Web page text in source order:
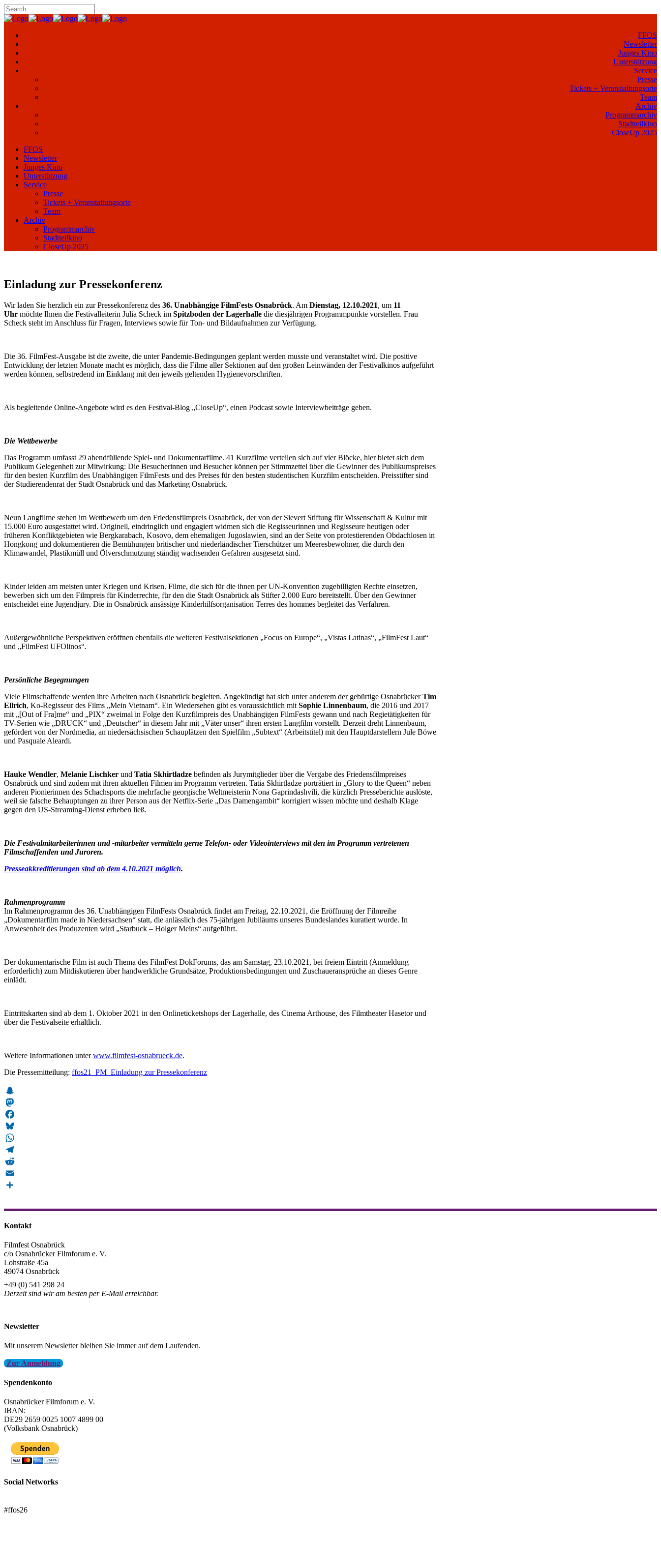
FFOS
Newsletter
Junges Kino
Unterstützung
Service
Presse
Tickets + Veranstaltungsorte
Team
Archiv
Programmarchiv
Stadtteilkino
CloseUp 2025
FFOS
Newsletter
Junges Kino
Unterstützung
Service
Presse
Tickets + Veranstaltungsorte
Team
Archiv
Programmarchiv
Stadtteilkino
CloseUp 2025
Einladung zur Pressekonferenz
Wir laden Sie herzlich ein zur Pressekonferenz des 36. Unabhängige FilmFests Osnabrück. Am Dienstag, 12.10.2021, um 11
Uhr möchte Ihnen die Festivalleiterin Julia Scheck im Spitzboden der Lagerhalle die diesjährigen Programmpunkte vorstellen. Frau
Scheck steht im Anschluss für Fragen, Interviews sowie für Ton- und Bildaufnahmen zur Verfügung.
Die 36. FilmFest-Ausgabe ist die zweite, die unter Pandemie-Bedingungen geplant werden musste und veranstaltet wird. Die positive
Entwicklung der letzten Monate macht es möglich, dass die Filme aller Sektionen auf den großen Leinwänden der Festivalkinos aufgeführt
werden können, selbstredend im Einklang mit den jeweils geltenden Hygienevorschriften.
Als begleitende Online-Angebote wird es den Festival-Blog „CloseUp“, einen Podcast sowie Interviewbeiträge geben.
Die Wettbewerbe
Das Programm umfasst 29 abendfüllende Spiel- und Dokumentarfilme. 41 Kurzfilme verteilen sich auf vier Blöcke, hier bietet sich dem
Publikum Gelegenheit zur Mitwirkung: Die Besucherinnen und Besucher können per Stimmzettel über die Gewinner des Publikumspreises
für den besten Kurzfilm des Unabhängigen FilmFests und des Preises für den besten studentischen Kurzfilm entscheiden. Preisstifter sind
der Studierendenrat der Stadt Osnabrück und das Marketing Osnabrück.
Neun Langfilme stehen im Wettbewerb um den Friedensfilmpreis Osnabrück, der von der Sievert Stiftung für Wissenschaft & Kultur mit
15.000 Euro ausgestattet wird. Originell, eindringlich und engagiert widmen sich die Regisseurinnen und Regisseure heutigen oder
früheren Konfliktgebieten wie Bergkarabach, Kosovo, dem ehemaligen Jugoslawien, sind an der Seite von protestierenden Obdachlosen in
Hongkong und dokumentieren die Bemühungen britischer und niederländischer Tierschützer um Meeresbewohner, die durch den
Klimawandel, Plastikmüll und Ölverschmutzung ständig wachsenden Gefahren ausgesetzt sind.
Kinder leiden am meisten unter Kriegen und Krisen. Filme, die sich für die ihnen per UN-Konvention zugebilligten Rechte einsetzen,
bewerben sich um den Filmpreis für Kinderrechte, für den die Stadt Osnabrück als Stifter 2.000 Euro bereitstellt. Über den Gewinner
entscheidet eine Jugendjury. Die in Osnabrück ansässige Kinderhilfsorganisation Terres des hommes begleitet das Verfahren.
Außergewöhnliche Perspektiven eröffnen ebenfalls die weiteren Festivalsektionen „Focus on Europe“, „Vistas Latinas“, „FilmFest Laut“
und „FilmFest UFOlinos“.
Persönliche Begegnungen
Viele Filmschaffende werden ihre Arbeiten nach Osnabrück begleiten. Angekündigt hat sich unter anderem der gebürtige OsnabrückerTim
Ellrich, Ko-Regisseur des Films „Mein Vietnam“. Ein Wiedersehen gibt es voraussichtlich mit Sophie Linnenbaum, die 2016 und 2017
mit „[Out of Fra]me“ und „PIX“ zweimal in Folge den Kurzfilmpreis des Unabhängigen FilmFests gewann und nach Regietätigkeiten für
TV-Serien wie „DRUCK“ und „Deutscher“ in diesem Jahr mit „Väter unser“ ihren ersten Langfilm vorstellt. Derzeit dreht Linnenbaum,
gefördert von der Nordmedia, an niedersächsischen Schauplätzen den Spielfilm „Subtext“ (Arbeitstitel) mit den Hauptdarstellern Jule Böwe
und Pasquale Aleardi.
Hauke Wendler, Melanie Lischker und Tatia Skhirtladze befinden als Jurymitglieder über die Vergabe des Friedensfilmpreises
Osnabrück und sind zudem mit ihren aktuellen Filmen im Programm vertreten. Tatia Skhirtladze porträtiert in „Glory to the Queen“ neben
anderen Pionierinnen des Schachsports die mehrfache georgische Weltmeisterin Nona Gaprindashvili, die kürzlich Presseberichte auslöste,
weil sie falsche Behauptungen zu ihrer Person aus der Netflix-Serie „Das Damengambit“ korrigiert wissen möchte und deshalb Klage
gegen den US-Streaming-Dienst erheben ließ.
Die Festivalmitarbeiterinnen und -mitarbeiter vermitteln gerne Telefon- oder Videointerviews mit den im Programm vertretenen
Filmschaffenden und Juroren.
Presseakkreditierungen sind ab dem 4.10.2021 möglich.
Rahmenprogramm
Im Rahmenprogramm des 36. Unabhängigen FilmFests Osnabrück findet am Freitag, 22.10.2021, die Eröffnung der Filmreihe
„Dokumentarfilm made in Niedersachsen“ statt, die anlässlich des 75-jährigen Jubiläums unseres Bundeslandes kuratiert wurde. In
Anwesenheit des Produzenten wird „Starbuck – Holger Meins“ aufgeführt.
Der dokumentarische Film ist auch Thema des FilmFest DokForums, das am Samstag, 23.10.2021, bei freiem Eintritt (Anmeldung
erforderlich) zum Mitdiskutieren über handwerkliche Grundsätze, Produktionsbedingungen und Zuschaueransprüche an dieses Genre
einlädt.
Eintrittskarten sind ab dem 1. Oktober 2021 in den Onlineticketshops der Lagerhalle, des Cinema Arthouse, des Filmtheater Hasetor und
über die Festivalseite erhältlich.
Weitere Informationen unterwww.filmfest-osnabrueck.de.
Die Pressemitteilung: ffos21_PM_Einladung zur Pressekonferenz
Snapchat
Mastodon
Facebook
Bluesky
WhatsApp
Telegram
Reddit
Email
Kontakt
Filmfest Osnabrück
c/o Osnabrücker Filmforum e. V.
Lohstraße 45a
49074 Osnabrück
+49 (0) 541 298 24
Derzeit sind wir am besten per E-Mail erreichbar.
Newsletter
Mit unserem Newsletter bleiben Sie immer auf dem Laufenden.
Zur Anmeldung
Spendenkonto
Osnabrücker Filmforum e. V.
IBAN:
DE29 2659 0025 1007 4899 00
(Volksbank Osnabrück)
Social Networks
#ffos26